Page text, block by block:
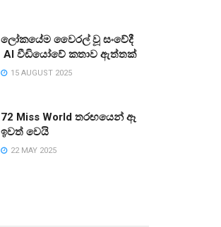
ලෝකයේම වෛරල් වූ සංවේදී
AI වීඩියෝවේ කතාව ඇත්තක්
15 AUGUST 2025
72 Miss World තරඟයෙන් ඈ
ඉවත් වෙයි
22 MAY 2025